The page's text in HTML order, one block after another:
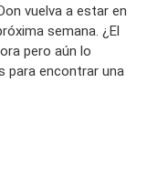
vuelva a estar en
semana. ¿El
pero aún lo
para encontrar una